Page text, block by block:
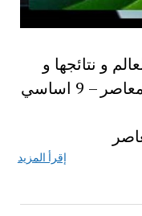
و نتائجها و
9 اساسي
إقرأ المزيد